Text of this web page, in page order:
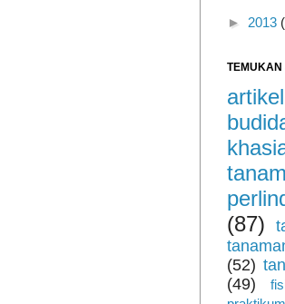
► 2013
TEMUKAN
(87)
(52)
(49)